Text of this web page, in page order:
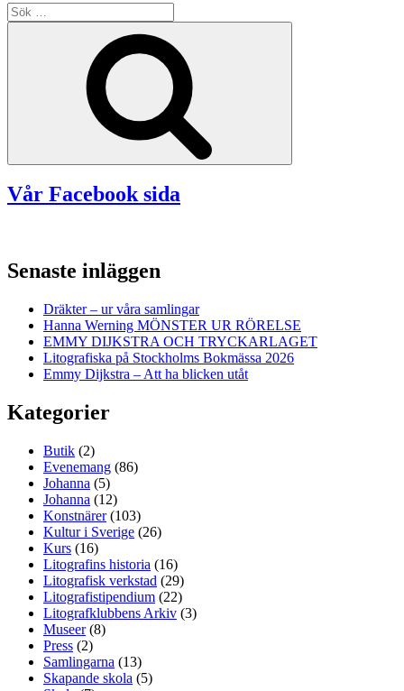
Sök
efter:
Vår Facebook sida
Senaste inläggen
Dräkter – ur våra samlingar
Hanna Werning MÖNSTER UR RÖRELSE
EMMY DIJKSTRA OCH TRYCKARLAGET
Litografiska på Stockholms Bokmässa 2026
Emmy Dijkstra – Att ha blicken utåt
Kategorier
Butik (2)
Evenemang (86)
Johanna (5)
Johanna (12)
Konstnärer(103)
Kultur i Sverige (26)
Kurs (16)
Litografins historia (16)
Litografisk verkstad (29)
Litografistipendium (22)
Litografklubbens Arkiv (3)
Museer(8)
Press (2)
Samlingarna (13)
Skapande skola (5)